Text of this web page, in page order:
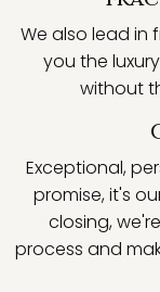
We also lead in
you the
without
Exceptional,
promise, it's
closing,
process and